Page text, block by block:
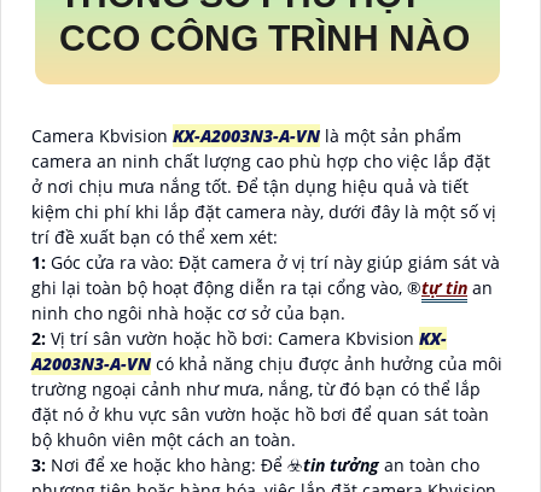
CCO CÔNG TRÌNH NÀO
Camera Kbvision KX-A2003N3-A-VN là một sản phẩm
camera an ninh chất lượng cao phù hợp cho việc lắp đặt
ở nơi chịu mưa nắng tốt. Để tận dụng hiệu quả và tiết
kiệm chi phí khi lắp đặt camera này, dưới đây là một số vị
trí đề xuất bạn có thể xem xét:
1: Góc cửa ra vào: Đặt camera ở vị trí này giúp giám sát và
ghi lại toàn bộ hoạt động diễn ra tại cổng vào, ®️tự tin an
ninh cho ngôi nhà hoặc cơ sở của bạn.
2: Vị trí sân vườn hoặc hồ bơi: Camera Kbvision KX-
A2003N3-A-VN có khả năng chịu được ảnh hưởng của môi
trường ngoại cảnh như mưa, nắng, từ đó bạn có thể lắp
đặt nó ở khu vực sân vườn hoặc hồ bơi để quan sát toàn
bộ khuôn viên một cách an toàn.
3: Nơi để xe hoặc kho hàng: Để ☣️tin tưởng an toàn cho